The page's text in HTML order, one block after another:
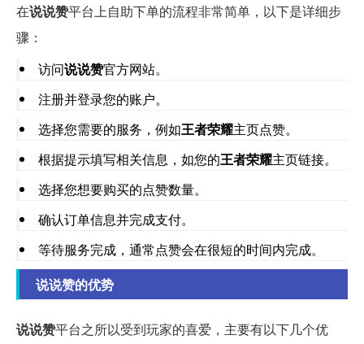
在说说赞平台上自助下单的流程非常简单，以下是详细步
骤：
访问说说赞官方网站。
注册并登录您的账户。
选择您需要的服务，例如王者荣耀主页点赞。
根据提示填写相关信息，如您的王者荣耀主页链接。
选择您想要购买的点赞数量。
确认订单信息并完成支付。
等待服务完成，通常点赞会在很短的时间内完成。
说说赞的优势
说说赞平台之所以受到玩家的喜爱，主要有以下几个优